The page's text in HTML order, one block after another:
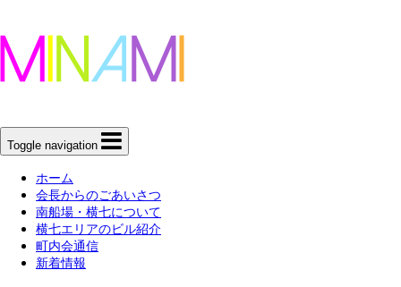
Toggle navigation
ホーム
会長からのごあいさつ
南船場・横七について
横七エリアのビル紹介
町内会通信
新着情報